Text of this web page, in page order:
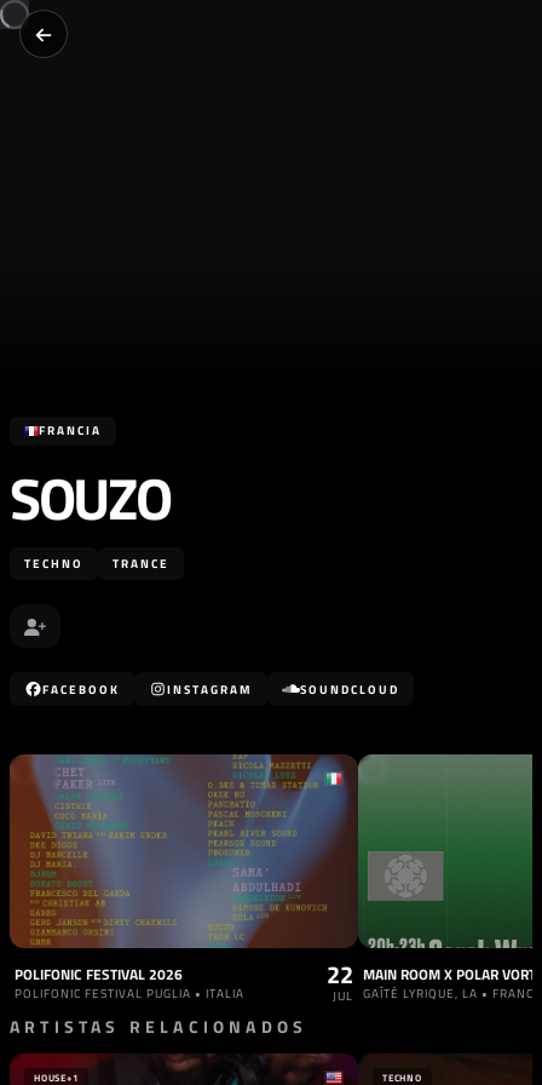
FRANCIA
SOUZO
TECHNO TRANCE
FACEBOOK INSTAGRAM SOUNDCLOUD
POLIFONIC FESTIVAL 2026
POLIFONIC FESTIVAL PUGLIA • ITALIA
22
JUL GAÎTÉ LYRIQUE, LA •
ARTISTAS RELACIONADOS
HOUSE+1 TECHNO